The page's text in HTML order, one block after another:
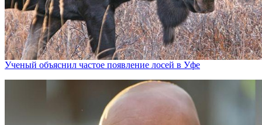
Ученый объяснил частое появление лосей в Уфе